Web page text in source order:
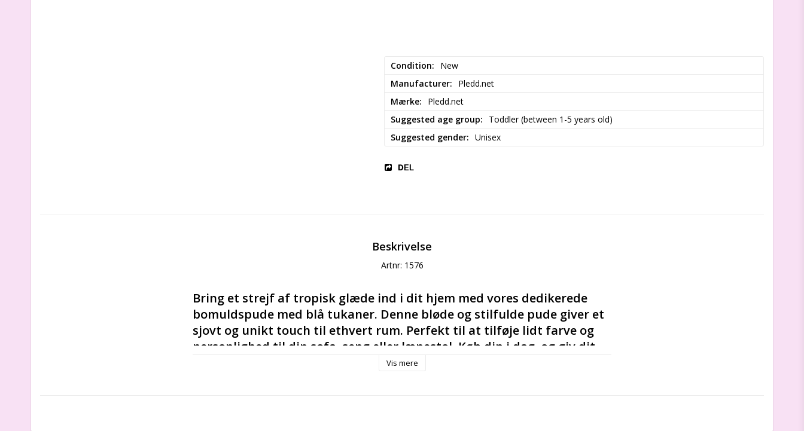
Condition
New
Manufacturer
Pledd.net
Mærke
Pledd.net
Suggested age group
Toddler (between 1-5 years old)
Suggested gender
Unisex
DEL
Beskrivelse
Artnr: 1576
Bring et strejf af tropisk glæde ind i dit hjem med vores dedikerede
bomuldspude med blå tukaner. Denne bløde og stilfulde pude giver et
sjovt og unikt touch til ethvert rum. Perfekt til at tilføje lidt farve og
personlighed til din sofa, seng eller lænestol. Køb din i dag, og giv dit
Vis mere